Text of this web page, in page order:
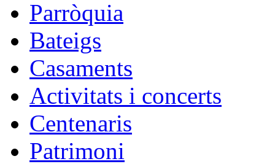
Parròquia
Bateigs
Casaments
Activitats i concerts
Centenaris
Patrimoni